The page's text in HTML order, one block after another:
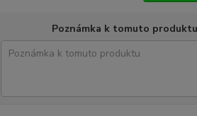
Poznámka k tomuto produktu